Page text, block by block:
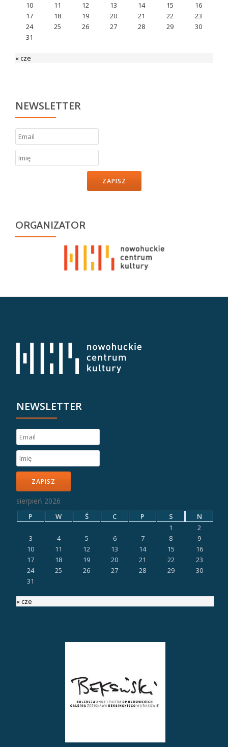
10
11 12 13 14 15
16
17
18 19 20 21 22
23
24
25 26 27 28 29
30
31
« cze
NEWSLETTER
ZAPISZ
ORGANIZATOR
NEWSLETTER
ZAPISZ
sierpień 2026
P W Ś C P S
N
1
2
3
4 5 6 7 8
9
10
11 12 13 14 15
16
17
18 19 20 21 22
23
24
25 26 27 28 29
30
31
« cze